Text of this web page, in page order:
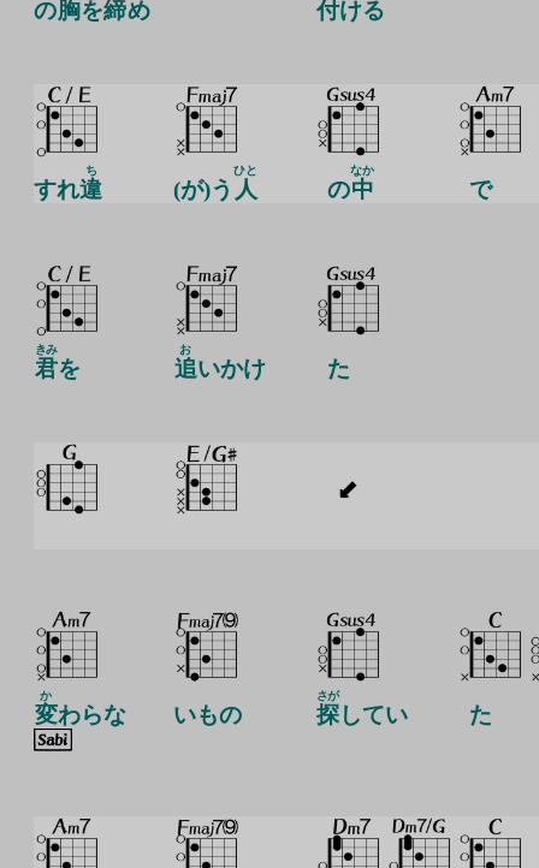
の胸を締め 付ける
すれ違
ち
(が)う 人
ひと
の中
なか
で
君
きみ
を 追
お
いかけ た
変
か
わらな いもの 探
さが
してい た